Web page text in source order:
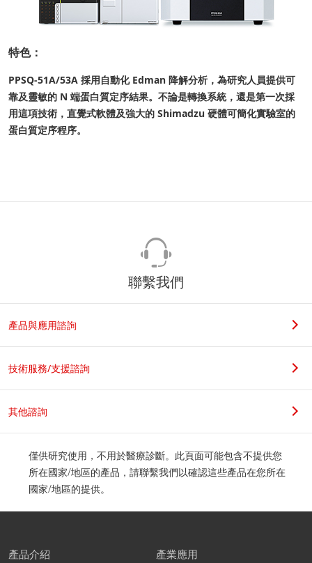
特色：
PPSQ-51A/53A 採用自動化 Edman 降解分析，為研究人員提供可
靠及靈敏的 N 端蛋白質定序結果。不論是轉換系統，還是第一次採
用這項技術，直覺式軟體及強大的 Shimadzu 硬體可簡化實驗室的
蛋白質定序程序。
聯繫我們
產品與應用諮詢
技術服務/支援諮詢
其他諮詢
僅供研究使用，不用於醫療診斷。此頁面可能包含不提供您
所在國家/地區的產品，請聯繫我們以確認這些產品在您所在
國家/地區的提供。
產品介紹 產業應用